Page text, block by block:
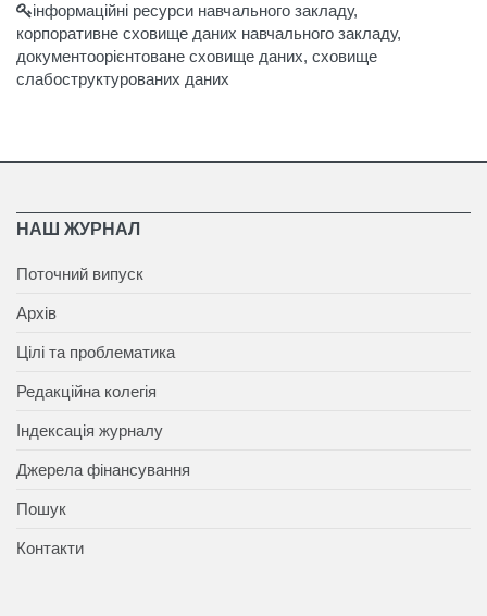
інформаційні ресурси навчального закладу,
корпоративне сховище даних навчального закладу,
документоорієнтоване сховище даних, сховище
слабоструктурованих даних
НАШ ЖУРНАЛ
Поточний випуск
Архів
Цілі та проблематика
Редакційна колегія
Індексація журналу
Джерела фінансування
Пошук
Контакти